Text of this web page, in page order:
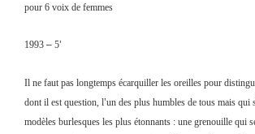
pour 6 voix de femmes
1993 – 5’
Il ne faut pas longtemps écarquiller les oreilles pour
dont il est question, l’un des plus humbles de tous mais qui
modèles burlesques les plus étonnants : une grenouille qui